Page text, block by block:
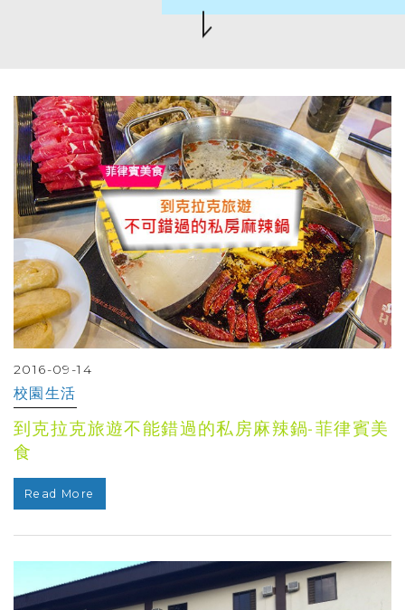
2016-09-14
校園生活
到克拉克旅遊不能錯過的私房麻辣鍋-菲律賓美
食
Read More